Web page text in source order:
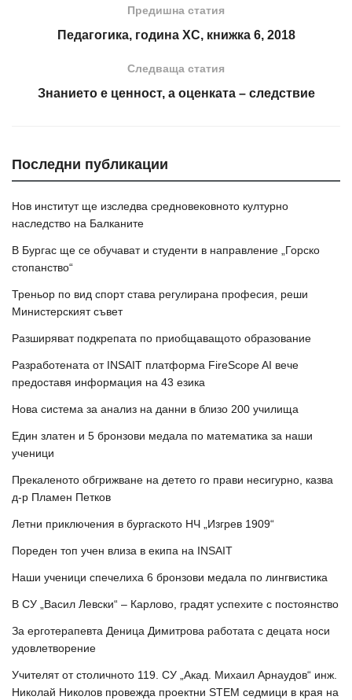
Предишна статия
Педагогика, година XC, книжка 6, 2018
Следваща статия
Знанието е ценност, а оценката – следствие
Последни публикации
Нов институт ще изследва средновековното културно
наследство на Балканите
В Бургас ще се обучават и студенти в направление „Горско
стопанство“
Треньор по вид спорт става регулирана професия, реши
Министерският съвет
Разширяват подкрепата по приобщаващото образование
Разработената от INSAIT платформа FireScope AI вече
предоставя информация на 43 езика
Нова система за анализ на данни в близо 200 училища
Един златен и 5 бронзови медала по математика за наши
ученици
Прекаленото обгрижване на детето го прави несигурно, казва
д-р Пламен Петков
Летни приключения в бургаското НЧ „Изгрев 1909“
Пореден топ учен влиза в екипа на INSAIT
Наши ученици спечелиха 6 бронзови медала по лингвистика
В СУ „Васил Левски“ – Карлово, градят успехите с постоянство
За ерготерапевта Деница Димитрова работата с децата носи
удовлетворение
Учителят от столичното 119. СУ „Акад. Михаил Арнаудов“ инж.
Николай Николов провежда проектни STEM седмици в края на